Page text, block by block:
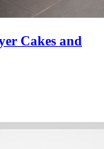
Cakes and